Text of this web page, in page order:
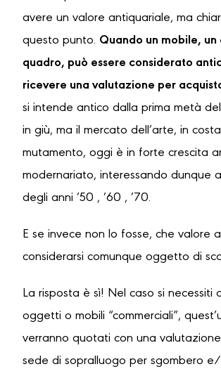
avere un valore antiquariale, ma
questo punto. Quando un mobile,
quadro, può essere considerato
ricevere una valutazione per
si intende antico dalla prima metà
in giù, ma il mercato dell’arte, in
mutamento, oggi è in forte crescita
modernariato, interessando dunque
degli anni ’50 , ’60 , ’70.
E se invece non lo fosse, che valore
considerarsi comunque oggetto di
La risposta è sì! Nel caso si necessiti
oggetti o mobili “commerciali”,
verranno quotati con una
sede di sopralluogo per sgombero